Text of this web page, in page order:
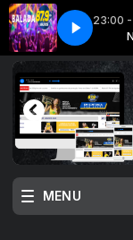
23:00
De Bortolli Na
Jo㯠
MENU